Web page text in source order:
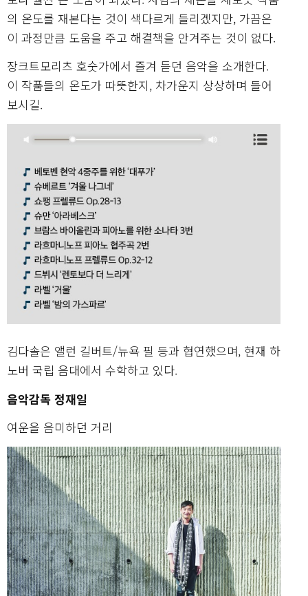
의 온도를 재본다는 것이 색다르게 들리겠지만, 가끔은
이 과정만큼 도움을 주고 해결책을 안겨주는 것이 없다.
장크트모리츠 호숫가에서 즐겨 듣던 음악을 소개한다.
이 작품들의 온도가 따뜻한지, 차가운지 상상하며 들어
보시길.
김다솔은 앨런 길버트/뉴욕 필 등과 협연했으며, 현재 하
노버 국립 음대에서 수학하고 있다.
음악감독 정재일
여운을 음미하던 거리